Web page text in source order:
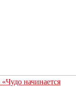
начинается